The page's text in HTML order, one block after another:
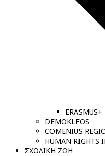
DEMOKLEOS
COMENIUS
HUMAN RIGHTS
ΣΧΟΛΙΚΗ ΖΩΗ